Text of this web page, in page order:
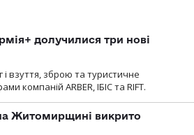
долучилися три нові
і взуття, зброю та туристичне
компаній ARBER, ІБІС та RIFT.
Житомирщині викрито